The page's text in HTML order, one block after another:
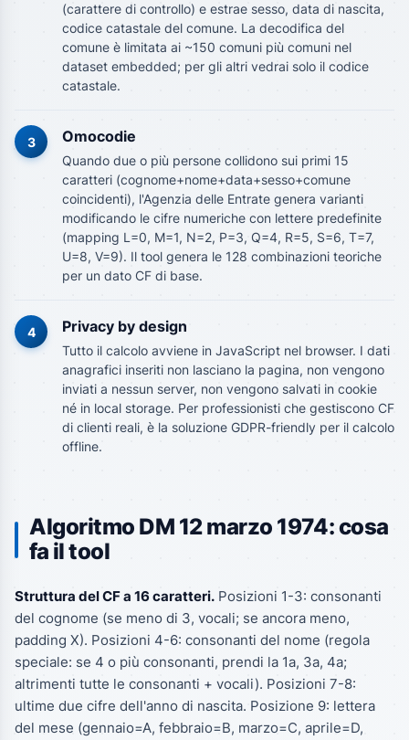
(carattere di controllo) e estrae sesso, data di nascita,
codice catastale del comune. La decodifica del
comune è limitata ai ~150 comuni più comuni nel
dataset embedded; per gli altri vedrai solo il codice
catastale.
3 Omocodie
Quando due o più persone collidono sui primi 15
caratteri (cognome+nome+data+sesso+comune
coincidenti), l'Agenzia delle Entrate genera varianti
modificando le cifre numeriche con lettere predefinite
(mapping L=0, M=1, N=2, P=3, Q=4, R=5, S=6, T=7,
U=8, V=9). Il tool genera le 128 combinazioni teoriche
per un dato CF di base.
4 Privacy by design
Tutto il calcolo avviene in JavaScript nel browser. I dati
anagrafici inseriti non lasciano la pagina, non vengono
inviati a nessun server, non vengono salvati in cookie
né in local storage. Per professionisti che gestiscono CF
di clienti reali, è la soluzione GDPR-friendly per il calcolo
offline.
Algoritmo DM 12 marzo 1974: cosa
fa il tool
Struttura del CF a 16 caratteri. Posizioni 1-3: consonanti
del cognome (se meno di 3, vocali; se ancora meno,
padding X). Posizioni 4-6: consonanti del nome (regola
speciale: se 4 o più consonanti, prendi la 1a, 3a, 4a;
altrimenti tutte le consonanti + vocali). Posizioni 7-8:
ultime due cifre dell'anno di nascita. Posizione 9: lettera
del mese (gennaio=A, febbraio=B, marzo=C, aprile=D,